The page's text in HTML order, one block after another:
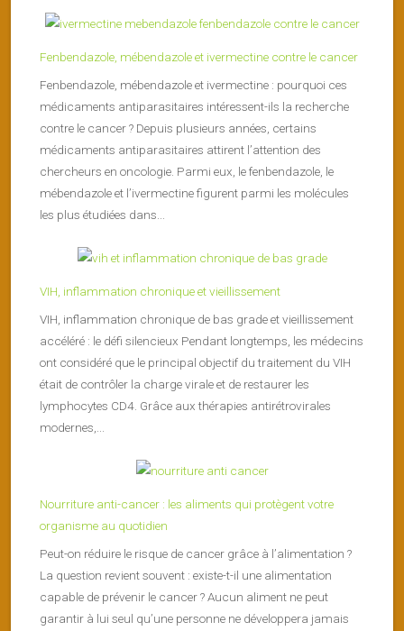
Fenbendazole, mébendazole et ivermectine contre le cancer
Fenbendazole, mébendazole et ivermectine : pourquoi ces
médicaments antiparasitaires intéressent-ils la recherche
contre le cancer ? Depuis plusieurs années, certains
médicaments antiparasitaires attirent l’attention des
chercheurs en oncologie. Parmi eux, le fenbendazole, le
mébendazole et l’ivermectine figurent parmi les molécules
les plus étudiées dans...
VIH, inflammation chronique et vieillissement
VIH, inflammation chronique de bas grade et vieillissement
accéléré : le défi silencieux Pendant longtemps, les médecins
ont considéré que le principal objectif du traitement du VIH
était de contrôler la charge virale et de restaurer les
lymphocytes CD4. Grâce aux thérapies antirétrovirales
modernes,...
Nourriture anti-cancer : les aliments qui protègent votre
organisme au quotidien
Peut-on réduire le risque de cancer grâce à l’alimentation ?
La question revient souvent : existe-t-il une alimentation
capable de prévenir le cancer ? Aucun aliment ne peut
garantir à lui seul qu’une personne ne développera jamais